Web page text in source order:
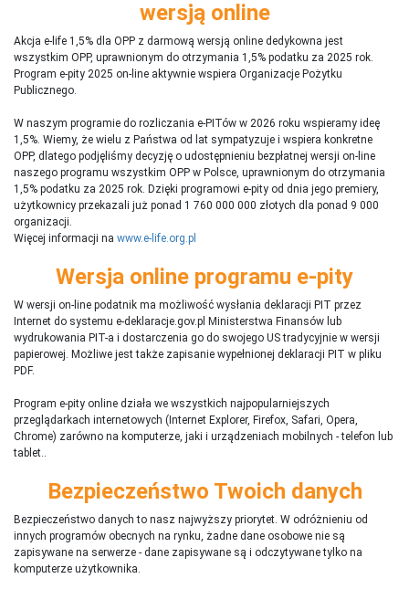
wersją online
Akcja e-life 1,5% dla OPP z darmową wersją online dedykowna jest
wszystkim OPP, uprawnionym do otrzymania 1,5% podatku za 2025 rok.
Program e-pity 2025 on-line aktywnie wspiera Organizacje Pożytku
Publicznego.
W naszym programie do rozliczania e-PITów w 2026 roku wspieramy ideę
1,5%. Wiemy, że wielu z Państwa od lat sympatyzuje i wspiera konkretne
OPP, dlatego podjęliśmy decyzję o udostępnieniu bezpłatnej wersji on-line
naszego programu wszystkim OPP w Polsce, uprawnionym do otrzymania
1,5% podatku za 2025 rok. Dzięki programowi e-pity od dnia jego premiery,
użytkownicy przekazali już ponad 1 760 000 000 złotych dla ponad 9 000
organizacji.
Więcej informacji na www.e-life.org.pl
Wersja online programu e-pity
W wersji on-line podatnik ma możliwość wysłania deklaracji PIT przez
Internet do systemu e-deklaracje.gov.pl Ministerstwa Finansów lub
wydrukowania PIT-a i dostarczenia go do swojego US tradycyjnie w wersji
papierowej. Możliwe jest także zapisanie wypełnionej deklaracji PIT w pliku
PDF.
Program e-pity online działa we wszystkich najpopularniejszych
przeglądarkach internetowych (Internet Explorer, Firefox, Safari, Opera,
Chrome) zarówno na komputerze, jaki i urządzeniach mobilnych - telefon lub
tablet..
Bezpieczeństwo Twoich danych
Bezpieczeństwo danych to nasz najwyższy priorytet. W odróżnieniu od
innych programów obecnych na rynku, żadne dane osobowe nie są
zapisywane na serwerze - dane zapisywane są i odczytywane tylko na
komputerze użytkownika.